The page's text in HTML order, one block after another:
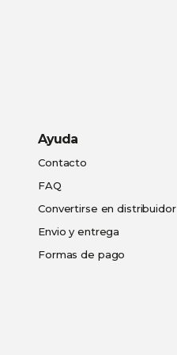
Ayuda
Contacto
FAQ
Convertirse en distribuidor
Envio y entrega
Formas de pago